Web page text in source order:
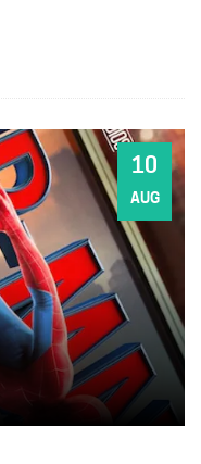
MA10
AUG